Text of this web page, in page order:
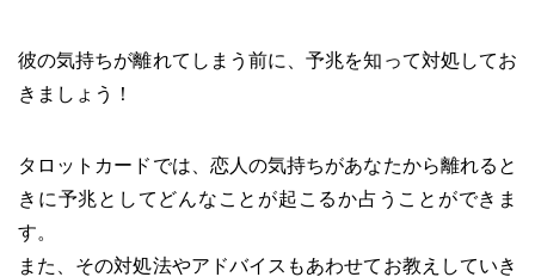
彼の気持ちが離れてしまう前に、予兆を知って対処してお
きましょう！
タロットカードでは、恋人の気持ちがあなたから離れると
きに予兆としてどんなことが起こるか占うことができま
す。
また、その対処法やアドバイスもあわせてお教えしていき